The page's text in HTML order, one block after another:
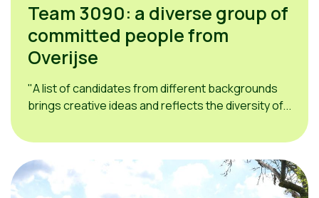
Team 3090: a diverse group of
committed people from
Overijse
"A list of candidates from different backgrounds
brings creative ideas and reflects the diversity of...